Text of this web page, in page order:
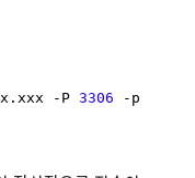
-P 3306 -p